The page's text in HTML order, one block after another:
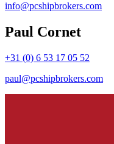
info@pcshipbrokers.com
Paul Cornet
+31 (0) 6 53 17 05 52
paul@pcshipbrokers.com